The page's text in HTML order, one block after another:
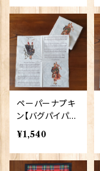
otland 50039
ペーパーナプキ
ン【バグパイパ
ー】Glen Appi
n of Scotland
50082
¥1,540